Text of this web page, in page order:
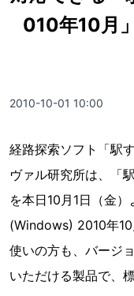
010年10月
2010-10-01 10:00
経路探索ソフト「駅
ヴァル研究所は、「
を本日10月1日（金
(Windows) 2010年
使いの方も、バージ
いただける製品で、